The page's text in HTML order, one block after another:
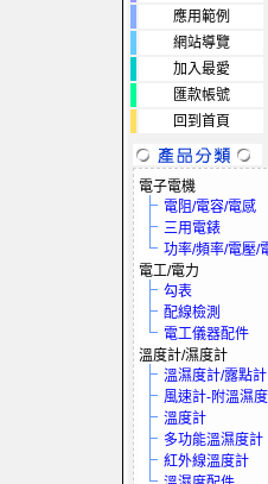
應用範例
網站導覽
加入最愛
匯款帳號
回到首頁
電子電機
電阻/電容/電感
三用電錶
功率/頻率/電壓/
電工/電力
勾表
配線檢測
電工儀器配件
溫度計/濕度計
溫濕度計/露點計
風速計-附溫濕度
溫度計
多功能溫濕度計
紅外線溫度計